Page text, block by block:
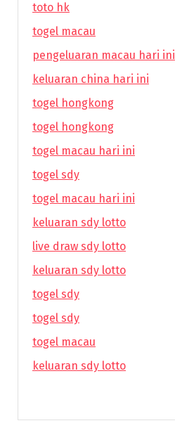
toto hk
togel macau
pengeluaran macau hari ini
keluaran china hari ini
togel hongkong
togel hongkong
togel macau hari ini
togel sdy
togel macau hari ini
keluaran sdy lotto
live draw sdy lotto
keluaran sdy lotto
togel sdy
togel sdy
togel macau
keluaran sdy lotto